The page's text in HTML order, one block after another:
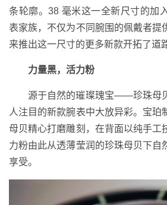
条轮廓。38 毫米这一全新尺寸的加
表家族，不仅为不同腕围的佩戴者提
来推出这一尺寸的更多新款开拓了道
力量黑，活力粉
源于自然的璀璨瑰宝——珍珠母
人注目的新款腕表中大放异彩。宝珀
母贝精心打磨雕刻，在背面以纯手工
力粉由此从透薄莹润的珍珠母贝下自
享受。